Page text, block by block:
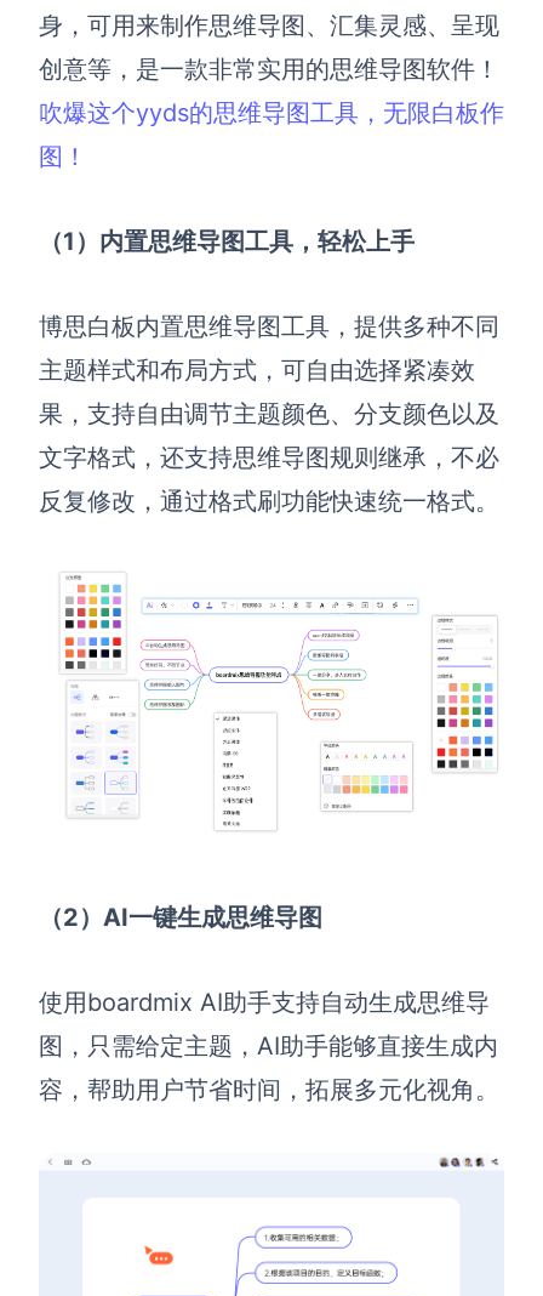
身，可用来制作思维导图、汇集灵感、呈现
创意等，是一款非常实用的思维导图软件！
吹爆这个yyds的思维导图工具，无限白板作
图！
（1） 内置思维导图工具，轻松上手
博思白板内置思维导图工具，提供多种不同
主题样式和布局方式，可自由选择紧凑效
果，支持自由调节主题颜色、分支颜色以及
文字格式，还支持思维导图规则继承，不必
反复修改，通过格式刷功能快速统一格式。
（2） AI一键生成思维导图
使用boardmix AI助手支持自动生成思维导
图，只需给定主题，AI助手能够直接生成内
容，帮助用户节省时间，拓展多元化视角。